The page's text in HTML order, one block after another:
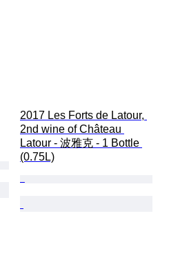
2017 Les Forts de Latour,
2nd wine of Château
Latour - 波雅克 - 1 Bottle
(0.75L)